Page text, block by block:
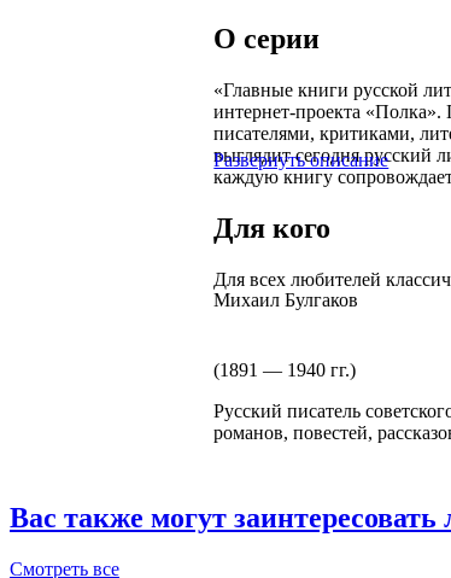
О серии
«Главные книги русской
интернет-проекта
писателями, критиками,
выглядит сегодня русский
каждую книгу
Для кого
Для всех любителей
Развернуть описание
Михаил Булгаков
(1891 — 1940 гг.)
Русский писатель
романов, повестей,
Вас также могут заинтересовать
Смотреть все